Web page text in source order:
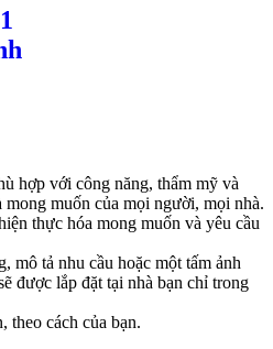
hợp với công năng, thẩm mỹ và
mong muốn của mọi người, mọi nhà.
thực hóa mong muốn và yêu cầu
mô tả nhu cầu hoặc một tấm ảnh
được lắp đặt tại nhà bạn chỉ trong
cách của bạn.